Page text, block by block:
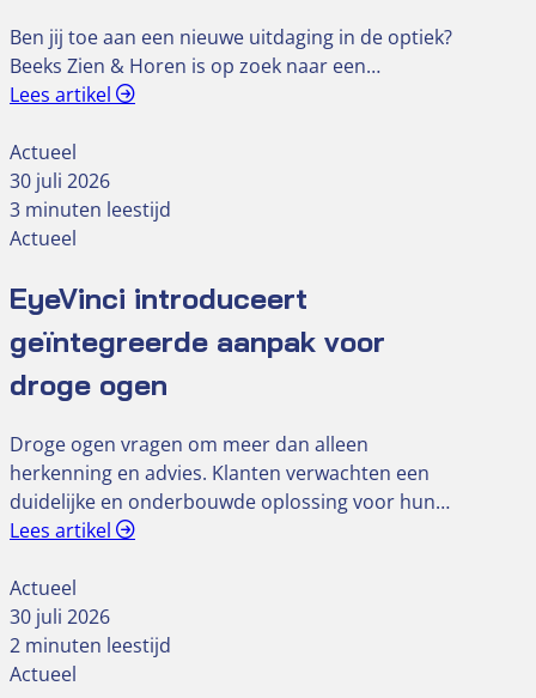
Ben jij toe aan een nieuwe uitdaging in de optiek?
Beeks Zien & Horen is op zoek naar een…
Lees artikel
Actueel
30 juli 2026
3 minuten leestijd
Actueel
EyeVinci introduceert
geïntegreerde aanpak voor
droge ogen
Droge ogen vragen om meer dan alleen
herkenning en advies. Klanten verwachten een
duidelijke en onderbouwde oplossing voor hun…
Lees artikel
Actueel
30 juli 2026
2 minuten leestijd
Actueel